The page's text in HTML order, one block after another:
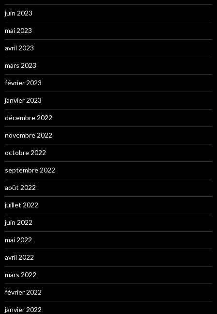
juin 2023
mai 2023
avril 2023
mars 2023
février 2023
janvier 2023
décembre 2022
novembre 2022
octobre 2022
septembre 2022
août 2022
juillet 2022
juin 2022
mai 2022
avril 2022
mars 2022
février 2022
janvier 2022